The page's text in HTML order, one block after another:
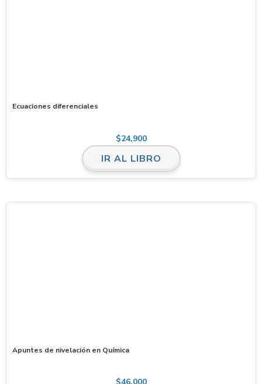
Ecuaciones diferenciales
$24,900
IR AL LIBRO
Apuntes de nivelación en Química